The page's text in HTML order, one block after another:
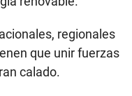
regionales
que unir fuerzas
calado.